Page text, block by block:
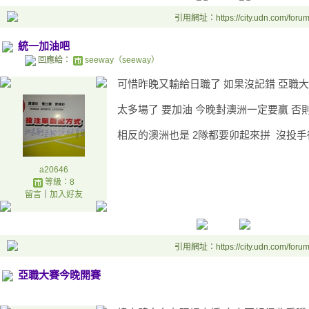
引用網址：https://city.udn.com/
統一加油吧
回應給： seeway（seeway）
a20646
等級：8
留言｜ 加入好友
可惜昨晚又輸給日職了 如果沒記錯 亞職
太多場了 要加油 今晚對澳洲一定要贏 否
相反的澳洲也是 2隊都要卯起來拼 沒投
引用網址：https://city.udn.com/
亞職大賽今晚開賽